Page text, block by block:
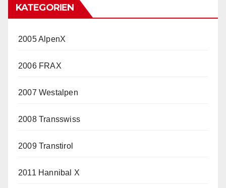
KATEGORIEN
2005 AlpenX
2006 FRAX
2007 Westalpen
2008 Transswiss
2009 Transtirol
2011 Hannibal X